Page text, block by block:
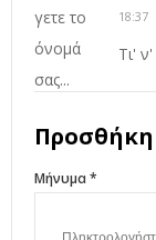
18:37
Τι'
Μήνυμα *